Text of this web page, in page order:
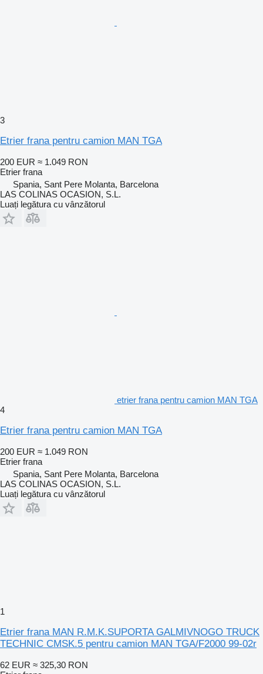
3
Etrier frana pentru camion MAN TGA
200 EUR ≈ 1.049 RON
Etrier frana
Spania, Sant Pere Molanta, Barcelona
LAS COLINAS OCASION, S.L.
Luați legătura cu vânzătorul
etrier frana pentru camion MAN TGA
4
Etrier frana pentru camion MAN TGA
200 EUR ≈ 1.049 RON
Etrier frana
Spania, Sant Pere Molanta, Barcelona
LAS COLINAS OCASION, S.L.
Luați legătura cu vânzătorul
1
Etrier frana MAN R.M.K.SUPORTA GALMIVNOGO TRUCK
TECHNIC CMSK.5 pentru camion MAN TGA/F2000 99-02r
62 EUR ≈ 325,30 RON